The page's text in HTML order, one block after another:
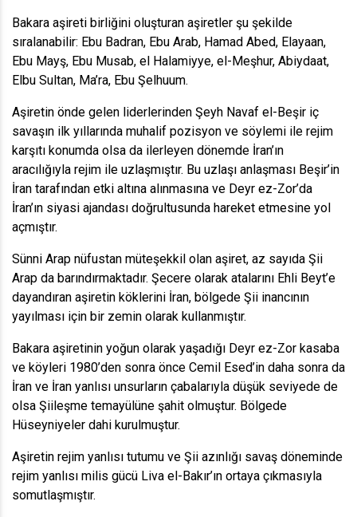
Bakara aşireti birliğini oluşturan aşiretler şu şekilde
sıralanabilir: Ebu Badran, Ebu Arab, Hamad Abed, Elayaan,
Ebu Mayş, Ebu Musab, el Halamiyye, el-Meşhur, Abiydaat,
Elbu Sultan, Ma’ra, Ebu Şelhuum.
Aşiretin önde gelen liderlerinden Şeyh Navaf el-Beşir iç
savaşın ilk yıllarında muhalif pozisyon ve söylemi ile rejim
karşıtı konumda olsa da ilerleyen dönemde İran’ın
aracılığıyla rejim ile uzlaşmıştır. Bu uzlaşı anlaşması Beşir’in
İran tarafından etki altına alınmasına ve Deyr ez-Zor’da
İran’ın siyasi ajandası doğrultusunda hareket etmesine yol
açmıştır.
Sünni Arap nüfustan müteşekkil olan aşiret, az sayıda Şii
Arap da barındırmaktadır. Şecere olarak atalarını Ehli Beyt’e
dayandıran aşiretin köklerini İran, bölgede Şii inancının
yayılması için bir zemin olarak kullanmıştır.
Bakara aşiretinin yoğun olarak yaşadığı Deyr ez-Zor kasaba
ve köyleri 1980’den sonra önce Cemil Esed’in daha sonra da
İran ve İran yanlısı unsurların çabalarıyla düşük seviyede de
olsa Şiileşme temayülüne şahit olmuştur. Bölgede
Hüseyniyeler dahi kurulmuştur.
Aşiretin rejim yanlısı tutumu ve Şii azınlığı savaş döneminde
rejim yanlısı milis gücü Liva el-Bakır’ın ortaya çıkmasıyla
somutlaşmıştır.